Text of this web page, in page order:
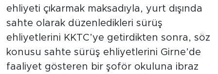
ehliyeti çıkarmak maksadıyla, yurt dışında
sahte olarak düzenledikleri sürüş
ehliyetlerini KKTC’ye getirdikten sonra, söz
konusu sahte sürüş ehliyetlerini Girne’de
faaliyet gösteren bir şoför okuluna ibraz